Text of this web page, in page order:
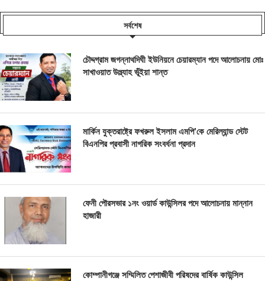
সর্বশেষ
চৌদ্দগ্রাম জগন্নাথদিঘী ইউনিয়নে চেয়ারম্যান পদে আলোচনায় মোঃ
সাখাওয়াত উল্ল্যাহ ভূঁইয়া শান্ত
মার্কিন যুক্তরাষ্ট্রে ফখরুল ইসলাম এমপি’কে মেরিল্যান্ড স্টেট
বিএনপির প্রবাসী নাগরিক সংবর্ধনা প্রদান
ফেনী পৌরসভার ১নং ওয়ার্ড কাউন্সিলর পদে আলোচনায় মান্নান
হাজারী
কোম্পানীগঞ্জে সম্মিলিত পেশাজীবী পরিষদের বার্ষিক কাউন্সিল